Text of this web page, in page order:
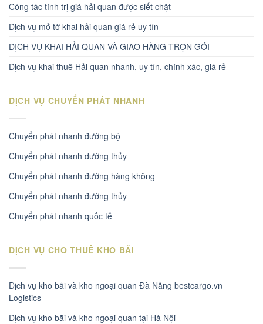
Công tác tính trị giá hải quan được siết chặt
Dịch vụ mở tờ khai hải quan giá rẻ uy tín
DỊCH VỤ KHAI HẢI QUAN VÀ GIAO HÀNG TRỌN GÓI
Dịch vụ khai thuê Hải quan nhanh, uy tín, chính xác, giá rẻ
DỊCH VỤ CHUYỂN PHÁT NHANH
Chuyển phát nhanh đường bộ
Chuyển phát nhanh dường thủy
Chuyển phát nhanh đường hàng không
Chuyển phát nhanh đường thủy
Chuyển phát nhanh quốc tế
DỊCH VỤ CHO THUÊ KHO BÃI
Dịch vụ kho bãi và kho ngoại quan Đà Nẵng bestcargo.vn
Logistics
Dịch vụ kho bãi và kho ngoại quan tại Hà Nội